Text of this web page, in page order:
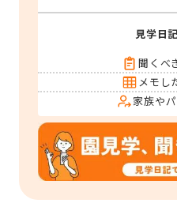
見学日
聞くべ
メモし
家族や